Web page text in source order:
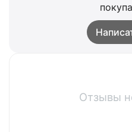
Отзывы